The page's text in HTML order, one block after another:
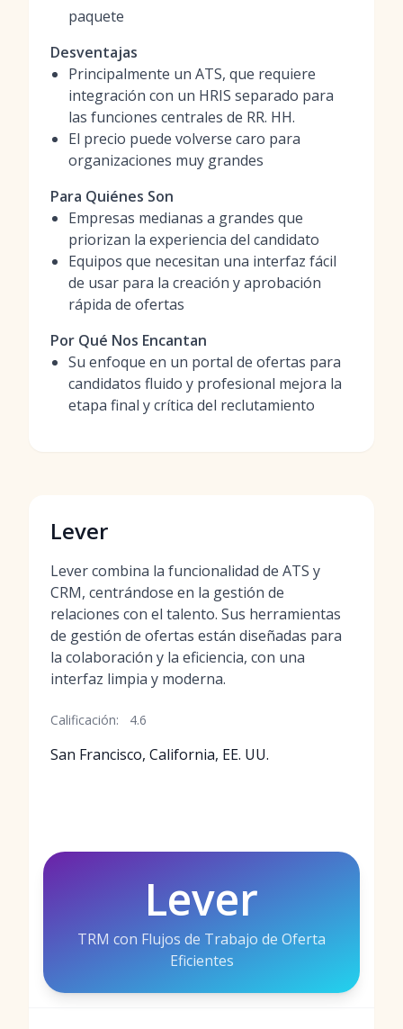
paquete
Desventajas
Principalmente un ATS, que requiere
integración con un HRIS separado para
las funciones centrales de RR. HH.
El precio puede volverse caro para
organizaciones muy grandes
Para Quiénes Son
Empresas medianas a grandes que
priorizan la experiencia del candidato
Equipos que necesitan una interfaz fácil
de usar para la creación y aprobación
rápida de ofertas
Por Qué Nos Encantan
Su enfoque en un portal de ofertas para
candidatos fluido y profesional mejora la
etapa final y crítica del reclutamiento
Lever
Lever combina la funcionalidad de ATS y
CRM, centrándose en la gestión de
relaciones con el talento. Sus herramientas
de gestión de ofertas están diseñadas para
la colaboración y la eficiencia, con una
interfaz limpia y moderna.
Calificación: 4.6
San Francisco, California, EE. UU.
Lever
TRM con Flujos de Trabajo de Oferta
Eficientes